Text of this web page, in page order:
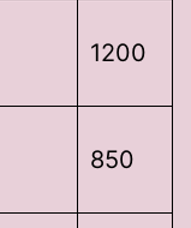
1200
850